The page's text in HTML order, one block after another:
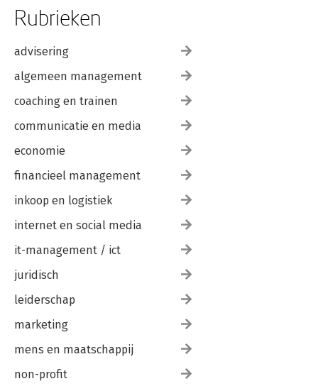
Rubrieken
advisering
algemeen management
coaching en trainen
communicatie en media
economie
financieel management
inkoop en logistiek
internet en social media
it-management / ict
juridisch
leiderschap
marketing
mens en maatschappij
non-profit